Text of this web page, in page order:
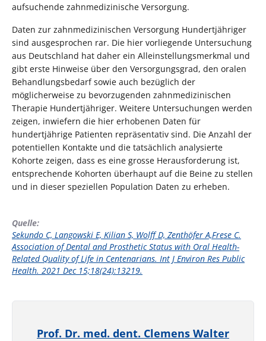
aufsuchende zahnmedizinische Versorgung.
Daten zur zahnmedizinischen Versorgung Hundertjähriger
sind ausgesprochen rar. Die hier vorliegende Untersuchung
aus Deutschland hat daher ein Alleinstellungsmerkmal und
gibt erste Hinweise über den Versorgungsgrad, den oralen
Behandlungsbedarf sowie auch bezüglich der
möglicherweise zu bevorzugenden zahnmedizinischen
Therapie Hundertjähriger. Weitere Untersuchungen werden
zeigen, inwiefern die hier erhobenen Daten für
hundertjährige Patienten repräsentativ sind. Die Anzahl der
potentiellen Kontakte und die tatsächlich analysierte
Kohorte zeigen, dass es eine grosse Herausforderung ist,
entsprechende Kohorten überhaupt auf die Beine zu stellen
und in dieser speziellen Population Daten zu erheben.
Quelle:
Sekundo C, Langowski E, Kilian S, Wolff D, Zenthöfer A,Frese C.
Association of Dental and Prosthetic Status with Oral Health-
Related Quality of Life in Centenarians. Int J Environ Res Public
Health. 2021 Dec 15;18(24):13219.
Prof. Dr. med. dent. Clemens Walter